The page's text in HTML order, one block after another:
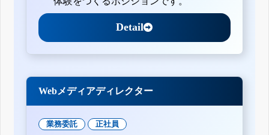
Detail
Webメディアディレクター
業務委託 正社員